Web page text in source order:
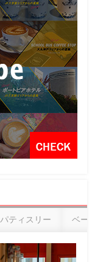
パティスリー ベー